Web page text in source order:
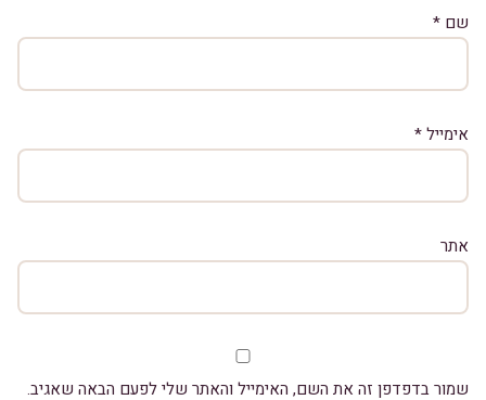
שם *
אימייל*
אתר
שמור בדפדפן זה את השם, האימייל והאתר שלי לפעם הבאה שאגיב.